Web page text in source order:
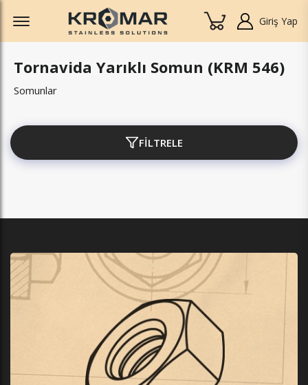
Offcanvas Menu Open
Giriş Yap
Tornavida Yarıklı Somun (KRM 546)
Somunlar
FİLTRELE